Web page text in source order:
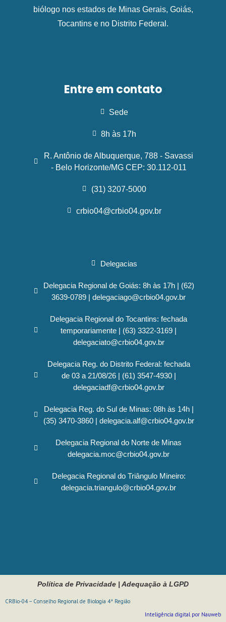
biólogo nos estados de Minas Gerais, Goiás,
Tocantins e no Distrito Federal.
Entre em contato
Sede
8h às 17h
R. Antônio de Albuquerque, 788 - Savassi
- Belo Horizonte/MG CEP: 30.112-011
(31) 3207-5000
crbio04@crbio04.gov.br
Delegacias
Delegacia Regional de Goiás: 8h às 17h | (62)
3639-0789 | delegaciago@crbio04.gov.br
Delegacia Regional do Tocantins: fechada
temporariamente | (63) 3322-3169 |
delegaciato@crbio04.gov.br
Delegacia Reg. do Distrito Federal: fechada
de 03 a 21/08/26 | (61) 3547-4930 |
delegaciadf@crbio04.gov.br
Delegacia Reg. do Sul de Minas: 08h às 14h |
(35) 3470-3860 | delegacia.alf@crbio04.gov.br
Delegacia Regional do Norte de Minas
delegacia.moc@crbio04.gov.br
Delegacia Regional do Triângulo Mineiro:
delegacia.triangulo@crbio04.gov.br
Política de Privacidade Adequação à LGPD
CRBio-04 – Conselho Regional de Biologia 4ª Região
Inteligência digital por Nauweb